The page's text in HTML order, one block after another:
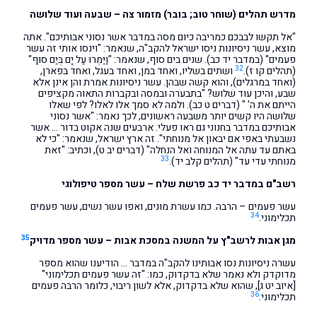
מדרש תהלים (שוחר טוב; בובר) מזמור צה – שבעה ועוד שלושה
"אל תקשו לבבכם כמריבה כיום מסה במדבר אשר נסוני אבותיכם". אתה
מוצא, עשר ניסיונות ניסו ישראל להקב"ה, שנאמר: "וינסו אותי זה עשר
פעמים" (במדבר יד כב). שנים בים סוף, שנאמר: "וַיַּמְרוּ עַל יָם בְּיַם סוּף"
(תהלים קו ז).32 ושתים בשליו, ואחד במן, ואחד בעגל, ואחד בפארן,
(ואחד במרגלים), והוא קשה שבהן. עשר ניסיונות אמרת והן אינן אלא
שבע, והיכן עוד שלוש? "בתבערה ובמסה ובקברות התאוה מקציפים
הייתם את ה' " (דברים ט כב). ולמה לא סמך אלו לאלו? לפי שאלו
שלושה היו קשים יותר משבעה ראשונים, לכך נאמר: "אשר נסוני
אבותיכם במדבר בחנוני גם ראו פעלי. ארבעים שנה אקוט בדור … אשר
נשבעתי באפי אם יבאון אל מנוחתי". זה ארץ ישראל, שנאמר: "כי לא
באתם עד עתה אל המנוחה ואל הנחלה" (דברים יב ט), וכתיב: "זאת
מנוחתי עדי עד" (תהלים קלב יד).33
רשב"ם במדבר יד כב פרשת שלח – עשר מספר טיפולוגי
עשר פעמים – הרבה. כמו עשרת מונים, ואפו עשר נשים, עשר פעמים
תכלימוני.34
מגן אבות לרשב"ץ על המשנה במסכת אבות – עשר מספר מדויק35
עשרה ניסיונות נסו אבותינו להקב"ה במדבר … הודיענו שהוא מספר
מדוקדק ולא נאמר שלא בדקדוק, כמו: "זה עשר פעמים תכלימוני"
[איוב יט ג], שהוא שלא בדקדוק, אלא לשון ריבוי, כלומר הרבה פעמים
תכלימוני.36